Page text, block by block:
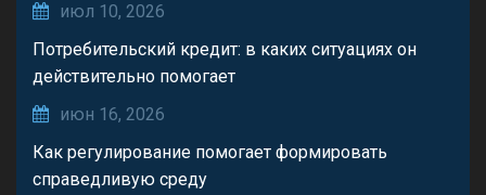
июл 10, 2026
Потребительский кредит: в каких ситуациях он
действительно помогает
июн 16, 2026
Как регулирование помогает формировать
справедливую среду